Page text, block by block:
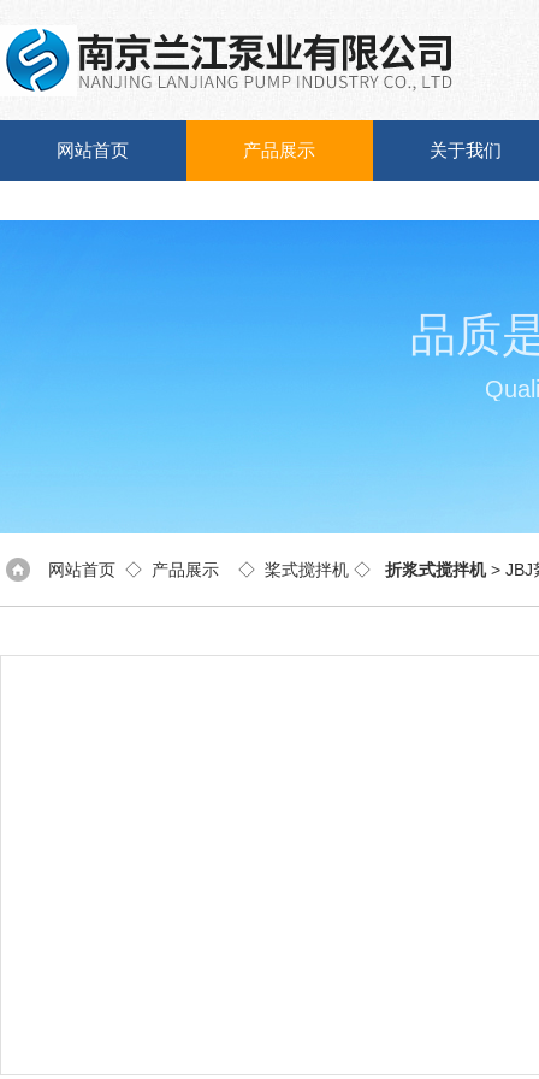
网站首页 产品展示 关于我们
品质
网站首页 ◇ 产品展示 ◇ 桨式搅拌机 ◇ 折浆式搅拌机> JBJ